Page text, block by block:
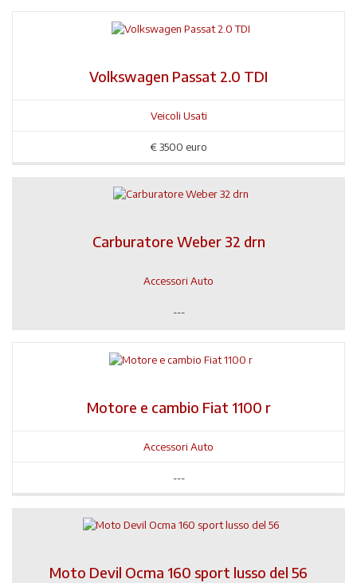
Volkswagen Passat 2.0 TDI
Veicoli Usati
€3500 euro
Carburatore Weber 32 drn
Accessori Auto
---
Motore e cambio Fiat 1100 r
Accessori Auto
---
Moto Devil Ocma 160 sport lusso del 56